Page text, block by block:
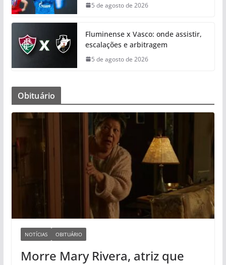
5 de agosto de 2026
Fluminense x Vasco: onde assistir,
escalações e arbitragem
5 de agosto de 2026
Obituário
NOTÍCIAS OBITUÁRIO
Morre Mary Rivera, atriz que